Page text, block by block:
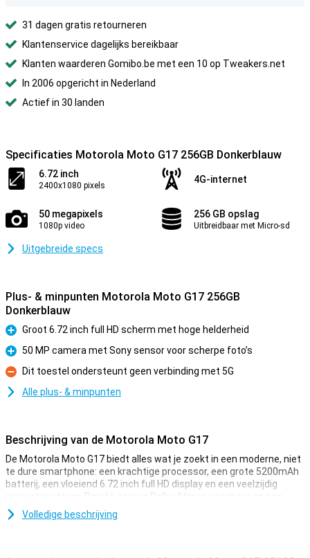
31 dagen gratis retourneren
Klantenservice dagelijks bereikbaar
Klanten waarderen Gomibo.be met een 10 op Tweakers.net
In 2006 opgericht in Nederland
Actief in 30 landen
Specificaties Motorola Moto G17 256GB Donkerblauw
6.72 inch
2400x1080 pixels
4G-internet
50 megapixels
1080p video
256 GB opslag
Uitbreidbaar met Micro-sd
Uitgebreide specs
Plus- & minpunten Motorola Moto G17 256GB
Donkerblauw
Pluspunt
Groot 6.72 inch full HD scherm met hoge helderheid
Pluspunt
50 MP camera met Sony sensor voor scherpe foto’s
Minpunt
Dit toestel ondersteunt geen verbinding met 5G
Alle plus- & minpunten
Beschrijving van de Motorola Moto G17
De Motorola Moto G17 biedt alles wat je zoekt in een moderne, niet
te dure smartphone: een krachtige processor, een grote 5200mAh
batterij, een vloeiend 6.72 inch full HD display en een veelzijdig
camerasysteem. Daarbij zorgen Dolby Atmos speakers en een
strak, waterafstotend design voor een complete smartphone-
ervaring.
Volledige beschrijving